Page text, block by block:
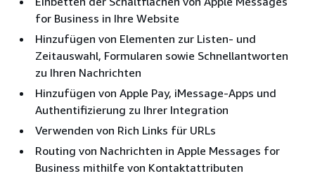
for Business in Ihre Website
Hinzufügen von Elementen zur Listen- und
Zeitauswahl, Formularen sowie Schnellantworten
zu Ihren Nachrichten
Hinzufügen von Apple Pay, iMessage-Apps und
Authentifizierung zu Ihrer Integration
Verwenden von Rich Links für URLs
Routing von Nachrichten in Apple Messages for
Business mithilfe von Kontaktattributen